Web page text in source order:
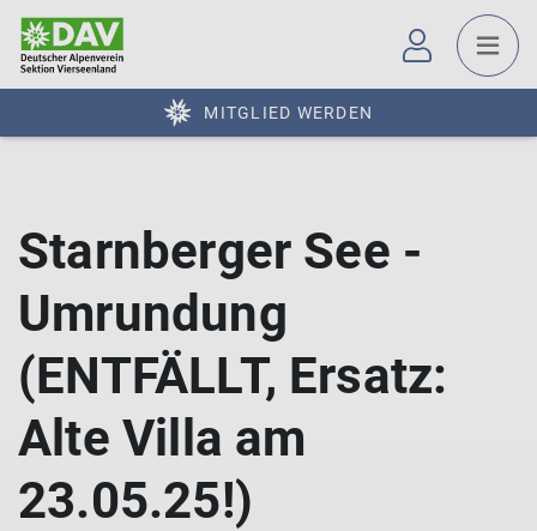
MITGLIED WERDEN
Starnberger See -
Umrundung
(ENTFÄLLT, Ersatz:
Alte Villa am
23.05.25!)